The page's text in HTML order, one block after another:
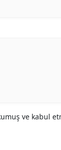
ve kabul